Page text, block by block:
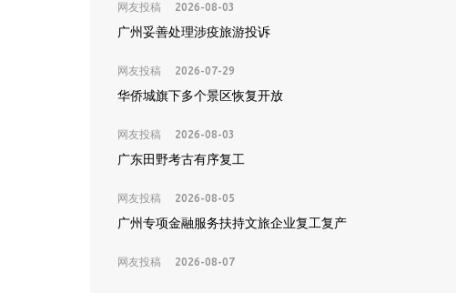
网友投稿 2026-08-03
广州妥善处理涉疫旅游投诉
网友投稿 2026-07-29
华侨城旗下多个景区恢复开放
网友投稿 2026-08-03
广东田野考古有序复工
网友投稿 2026-08-05
广州专项金融服务扶持文旅企业复工复产
网友投稿 2026-08-07